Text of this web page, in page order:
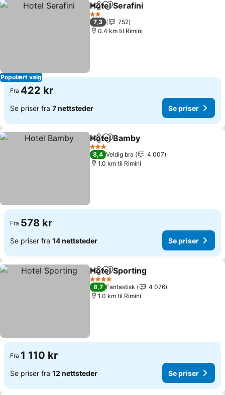
Populært valg
Del Legg til i favoritter
Hotel Serafini
2 Stjerner
7,3
752
0.4 km til Rimini
Fra 422 kr
Se priser fra 7 nettsteder Se priser
Del Legg til i favoritter
Hotel Bamby
3 Stjerner
8,4 Veldig bra
4 007
1.0 km til Rimini
Fra 578 kr
Se priser fra 14 nettsteder Se priser
Del Legg til i favoritter
Hotel Sporting
4 Stjerner
8,7 Fantastisk
4 076
1.0 km til Rimini
Fra 1 110 kr
Se priser fra 12 nettsteder Se priser